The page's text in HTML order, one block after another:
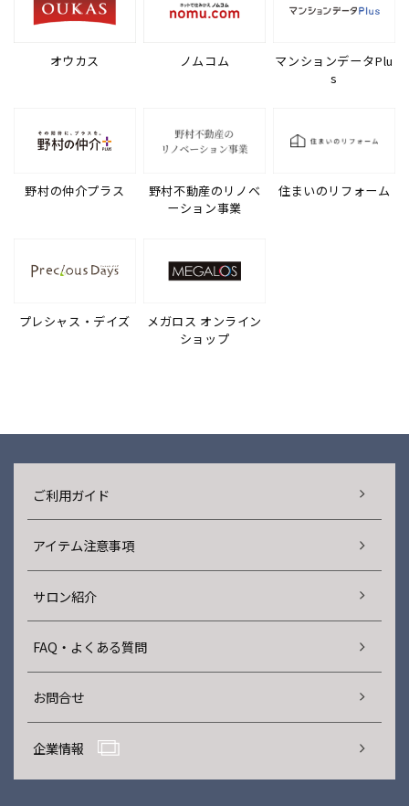
オウカス ノムコム
マンションデータPlu
s
野村の仲介プラス
野村不動産のリノベ
ーション事業
住まいのリフォーム
プレシャス・デイズ
メガロス オンライン
ショップ
ご利用ガイド
アイテム注意事項
サロン紹介
FAQ・よくある質問
お問合せ
企業情報